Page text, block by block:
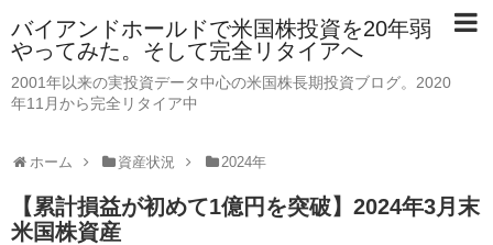
バイアンドホールドで米国株投資を20年弱
やってみた。そして完全リタイアへ
2001年以来の実投資データ中心の米国株長期投資ブログ。2020
年11月から完全リタイア中
ホーム 資産状況 2024年
【累計損益が初めて1億円を突破】2024年3月末
米国株資産